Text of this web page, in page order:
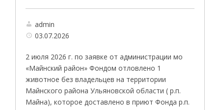
admin
03.07.2026
2 июля 2026 г. по заявке от администрации мо
«Майнский район» Фондом отловлено 1
животное без владельцев на территории
Майнского района Ульяновской области ( р.п.
Майна), которое доставлено в приют Фонда р.п.